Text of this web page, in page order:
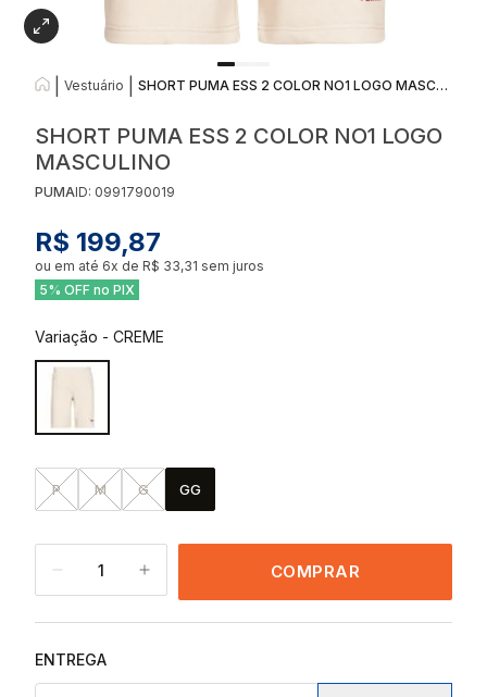
Vestuário SHORT PUMA ESS 2 COLOR NO1 LOGO MASCULINO
SHORT PUMA ESS 2 COLOR NO1 LOGO
MASCULINO
PUMAID: 0991790019
R$ 199,87
ou em até 6x de R$ 33,31 sem juros
5% OFF no PIX
Variação - CREME
P M G GG
1 COMPRAR
ENTREGA